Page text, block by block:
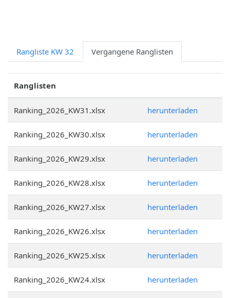
Rangliste KW 32 Vergangene Ranglisten
Ranglisten
Ranking_2026_KW31.xlsx herunterladen
Ranking_2026_KW30.xlsx herunterladen
Ranking_2026_KW29.xlsx herunterladen
Ranking_2026_KW28.xlsx herunterladen
Ranking_2026_KW27.xlsx herunterladen
Ranking_2026_KW26.xlsx herunterladen
Ranking_2026_KW25.xlsx herunterladen
Ranking_2026_KW24.xlsx herunterladen